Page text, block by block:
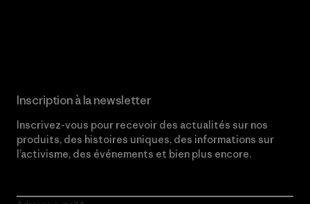
Inscription à la newsletter
Inscrivez-vous pour recevoir des actualités sur nos
produits, des histoires uniques, des informations sur
l’activisme, des événements et bien plus encore.